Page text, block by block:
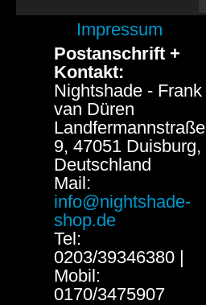
Impressum
Postanschrift +
Kontakt:
Nightshade - Frank
van Düren
Landfermannstraße
9, 47051 Duisburg,
Deutschland
Mail:
info@nightshade-
shop.de
Tel:
0203/39346380 |
Mobil:
0170/3475907